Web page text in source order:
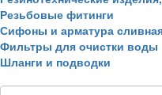
Резьбовые фитинги
Сифоны и арматура
Фильтры для очистки воды
Шланги и подводки